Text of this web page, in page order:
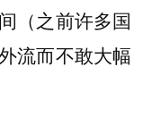
（之前许多国
流而不敢大幅